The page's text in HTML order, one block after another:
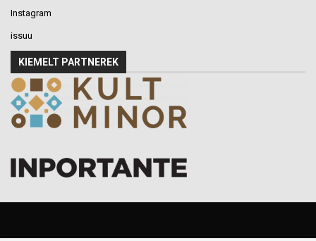
Instagram
issuu
KIEMELT PARTNEREK